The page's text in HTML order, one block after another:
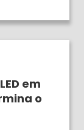
em
o